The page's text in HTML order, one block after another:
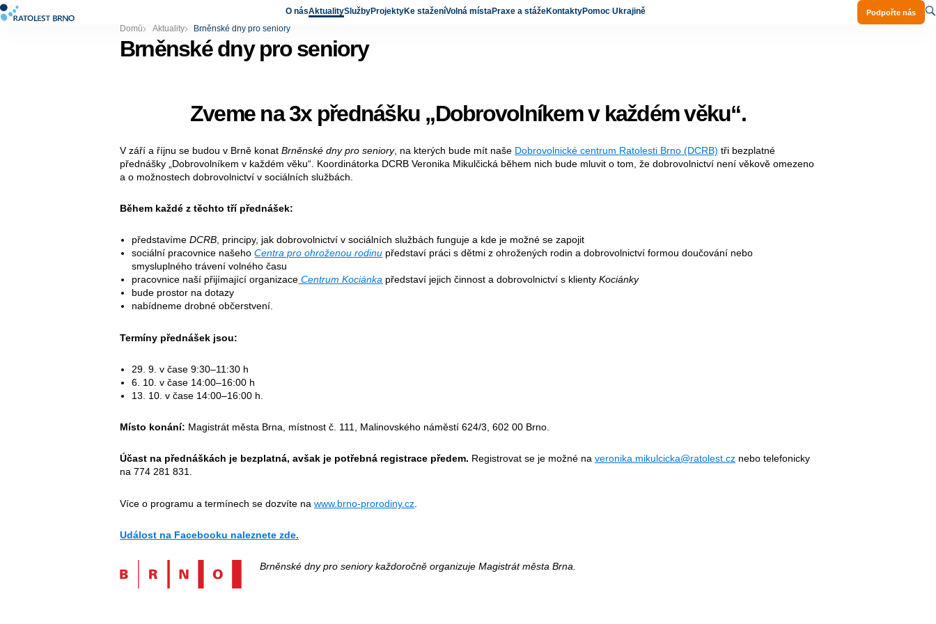
O násAktualitySlužbyProjektyKe staženíVolná místaPraxe a stážeKontaktyPomoc Ukrajině Podpořte nás
Domů Aktuality Brněnské dny pro seniory
Brněnské dny pro seniory
Zveme na 3x přednášku „Dobrovolníkem v každém věku“.
V září a říjnu se budou v Brně konat Brněnské dny pro seniory, na kterých bude mít naše Dobrovolnické centrum Ratolesti Brno (DCRB) tři bezplatné
přednášky „Dobrovolníkem v každém věku“. Koordinátorka DCRB Veronika Mikulčická během nich bude mluvit o tom, že dobrovolnictví není věkově omezeno
a o možnostech dobrovolnictví v sociálních službách.
Během každé z těchto tří přednášek:
představímeDCRB, principy, jak dobrovolnictví v sociálních službách funguje a kde je možné se zapojit
sociální pracovnice našehoCentra pro ohroženou rodinu představí práci s dětmi z ohrožených rodin a dobrovolnictví formou doučování nebo
smysluplného trávení volného času
pracovnice naší přijímající organizace Centrum Kociánka představí jejich činnost a dobrovolnictví s klientyKociánky
bude prostor na dotazy
nabídneme drobné občerstvení.
Termíny přednášek jsou:
29. 9. v čase 9:30–11:30 h
6. 10. v čase 14:00–16:00 h
13. 10. v čase 14:00–16:00 h.
Místo konání: Magistrát města Brna, místnost č. 111, Malinovského náměstí 624/3, 602 00 Brno.
Účast na přednáškách je bezplatná, avšak je potřebná registrace předem. Registrovat se je možné na veronika.mikulcicka@ratolest.cznebo telefonicky
na 774 281 831.
Více o programu a termínech se dozvíte na www.brno-prorodiny.cz.
Událost na Facebooku naleznete zde.
Brněnské dny pro seniory každoročně organizuje Magistrát města Brna.